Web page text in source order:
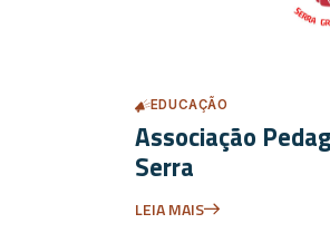
EDUCAÇÃO
Associação
Serra
LEIA MAIS